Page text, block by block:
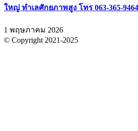
ใหญ่ ทำเลศักยภาพสูง โทร 063-365-9464
1 พฤษภาคม 2026
© Copyright 2021-2025